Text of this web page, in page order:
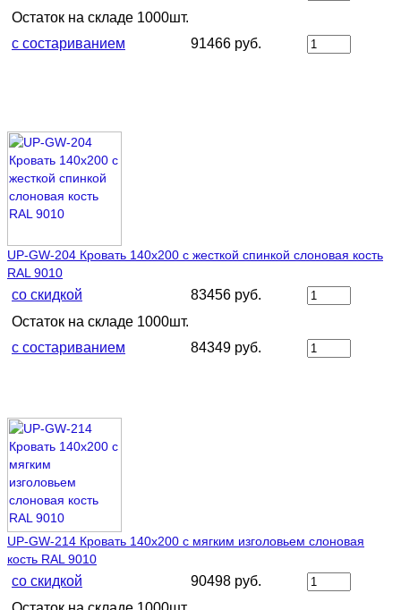
Остаток на складе 1000шт.
с состариванием
91466 руб.
UP-GW-204 Кровать 140х200 с жесткой спинкой слоновая кость
RAL 9010
со скидкой
83456 руб.
Остаток на складе 1000шт.
с состариванием
84349 руб.
UP-GW-214 Кровать 140х200 с мягким изголовьем слоновая
кость RAL 9010
со скидкой
90498 руб.